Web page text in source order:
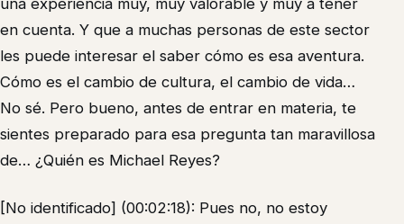
una experiencia muy, muy valorable y muy a tener
en cuenta. Y que a muchas personas de este sector
les puede interesar el saber cómo es esa aventura.
Cómo es el cambio de cultura, el cambio de vida…
No sé. Pero bueno, antes de entrar en materia, te
sientes preparado para esa pregunta tan maravillosa
de… ¿Quién es Michael Reyes?
[No identificado] (00:02:18): Pues no, no estoy